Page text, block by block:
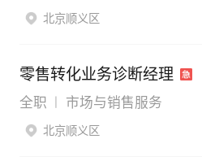
北京顺义区
零售转化业务诊断经理
全职 市场与销售服务
北京顺义区